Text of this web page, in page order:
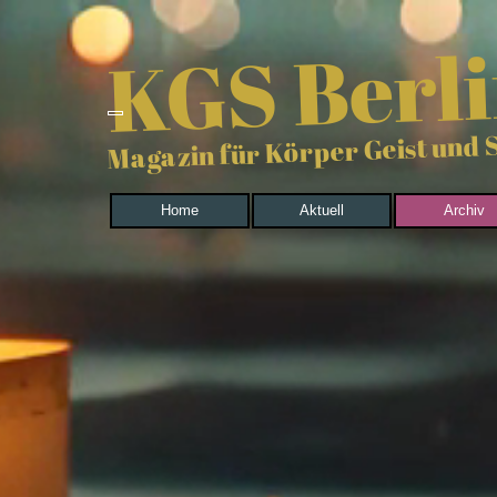
Direkt zum Seiteninhalt
KGS
Magazin für Körper Geist und
Home Aktuell ▼
Archiv